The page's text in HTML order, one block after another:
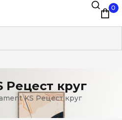
0
Рецест круг
KS Рецест круг